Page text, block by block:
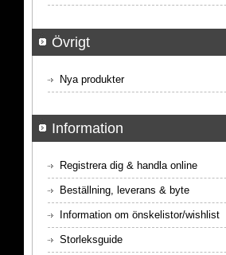
Övrigt
Nya produkter
Information
Registrera dig & handla online
Beställning, leverans & byte
Information om önskelistor/wishlist
Storleksguide